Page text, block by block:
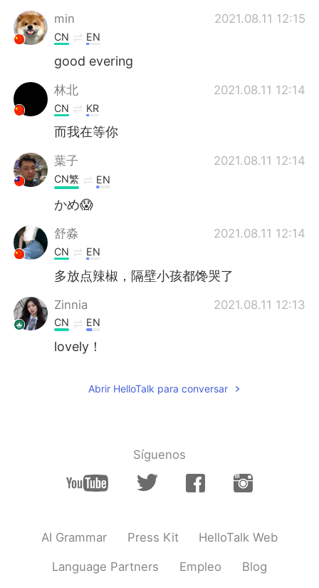
min 2021.08.11 12:15
CN EN
good evering
林北 2021.08.11 12:14
CN KR
而我在等你
葉子 2021.08.11 12:14
CN繁 EN
かめ😱
舒淼 2021.08.11 12:14
CN EN
多放点辣椒，隔壁小孩都馋哭了
Zinnia 2021.08.11 12:13
CN EN
lovely！
EN
Abrir HelloTalk para conversar
Síguenos
AI Grammar Press Kit HelloTalk Web
Language Partners Empleo Blog